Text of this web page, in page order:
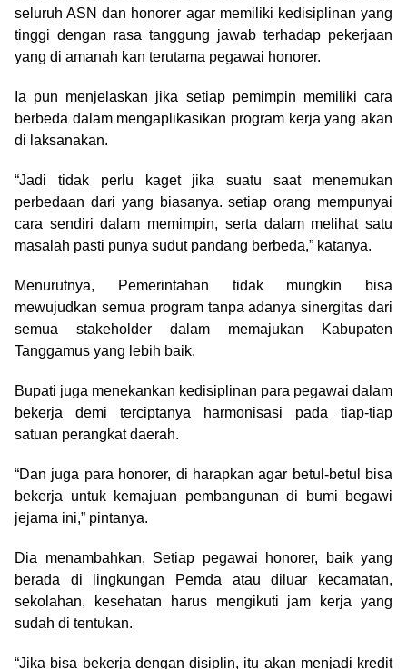
seluruh ASN dan honorer agar memiliki kedisiplinan yang
tinggi dengan rasa tanggung jawab terhadap pekerjaan
yang di amanah kan terutama pegawai honorer.
Ia pun menjelaskan jika setiap pemimpin memiliki cara
berbeda dalam mengaplikasikan program kerja yang akan
di laksanakan.
“Jadi tidak perlu kaget jika suatu saat menemukan
perbedaan dari yang biasanya. setiap orang mempunyai
cara sendiri dalam memimpin, serta dalam melihat satu
masalah pasti punya sudut pandang berbeda,” katanya.
Menurutnya, Pemerintahan tidak mungkin bisa
mewujudkan semua program tanpa adanya sinergitas dari
semua stakeholder dalam memajukan Kabupaten
Tanggamus yang lebih baik.
Bupati juga menekankan kedisiplinan para pegawai dalam
bekerja demi terciptanya harmonisasi pada tiap-tiap
satuan perangkat daerah.
“Dan juga para honorer, di harapkan agar betul-betul bisa
bekerja untuk kemajuan pembangunan di bumi begawi
jejama ini,” pintanya.
Dia menambahkan, Setiap pegawai honorer, baik yang
berada di lingkungan Pemda atau diluar kecamatan,
sekolahan, kesehatan harus mengikuti jam kerja yang
sudah di tentukan.
“Jika bisa bekerja dengan disiplin, itu akan menjadi kredit